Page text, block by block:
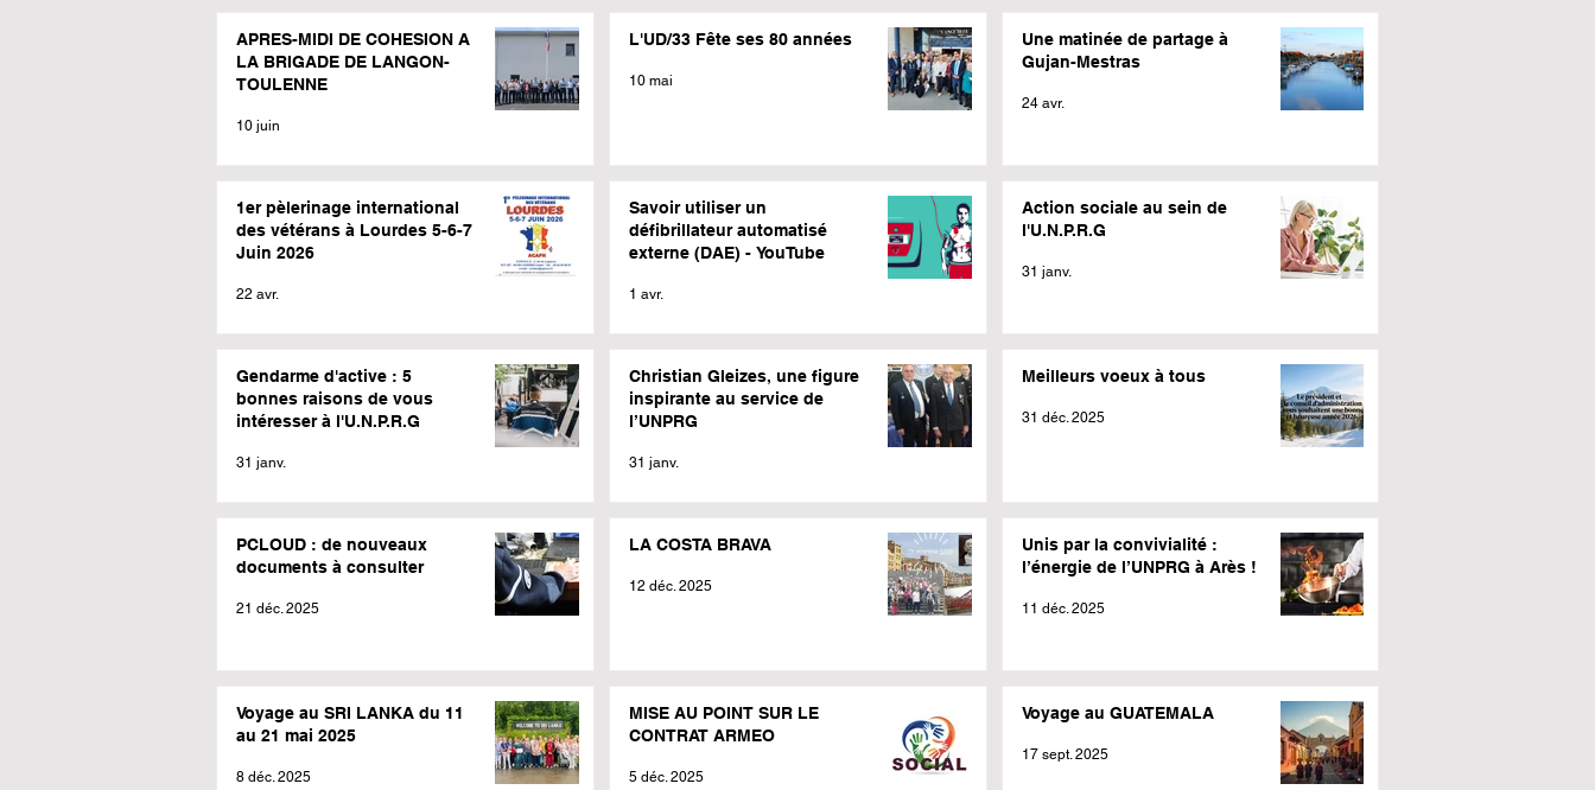
APRES-MIDI DE COHESION A
LA BRIGADE DE LANGON-
TOULENNE
10 juin
L'UD/33 Fête ses 80 années
10 mai
Une matinée de partage à
Gujan-Mestras
24 avr.
1er pèlerinage international
des vétérans à Lourdes 5-6-7
Juin 2026
22 avr.
Savoir utiliser un
défibrillateur automatisé
externe (DAE) - YouTube
1 avr.
Action sociale au sein de
l'U.N.P.R.G
31 janv.
Gendarme d'active : 5
bonnes raisons de vous
intéresser à l'U.N.P.R.G
31 janv.
Christian Gleizes, une figure
inspirante au service de
l’UNPRG
31 janv.
Meilleurs voeux à tous
31 déc. 2025
PCLOUD : de nouveaux
documents à consulter
21 déc. 2025
LA COSTA BRAVA
12 déc. 2025
Unis par la convivialité :
l’énergie de l’UNPRG à Arès !
11 déc. 2025
Voyage au SRI LANKA du 11
au 21 mai 2025
8 déc. 2025
MISE AU POINT SUR LE
CONTRAT ARMEO
5 déc. 2025
Voyage au GUATEMALA
17 sept. 2025